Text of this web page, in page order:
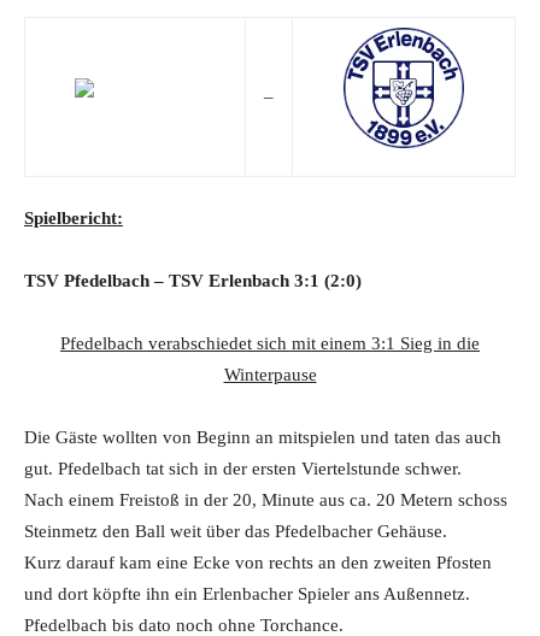
–
Spielbericht:
TSV Pfedelbach – TSV Erlenbach 3:1 (2:0)
Pfedelbach verabschiedet sich mit einem 3:1 Sieg in die
Winterpause
Die Gäste wollten von Beginn an mitspielen und taten das auch
gut. Pfedelbach tat sich in der ersten Viertelstunde schwer.
Nach einem Freistoß in der 20, Minute aus ca. 20 Metern schoss
Steinmetz den Ball weit über das Pfedelbacher Gehäuse.
Kurz darauf kam eine Ecke von rechts an den zweiten Pfosten
und dort köpfte ihn ein Erlenbacher Spieler ans Außennetz.
Pfedelbach bis dato noch ohne Torchance.